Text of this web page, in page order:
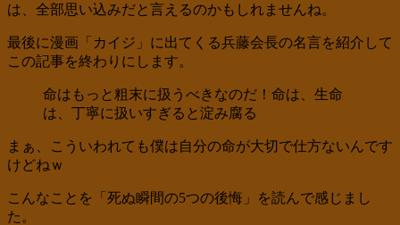
は、全部思い込みだと言えるのかもしれませんね。
最後に漫画「カイジ」に出てくる兵藤会長の名言を紹介して
この記事を終わりにします。
命はもっと粗末に扱うべきなのだ！命は、生命
は、丁寧に扱いすぎると淀み腐る
まぁ、こういわれても僕は自分の命が大切で仕方ないんです
けどねｗ
こんなことを「死ぬ瞬間の5つの後悔」を読んで感じまし
た。